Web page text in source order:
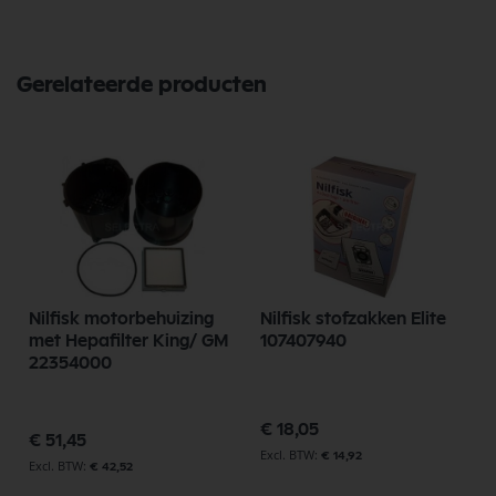
Gerelateerde producten
Nilfisk motorbehuizing
met Hepafilter King/ GM
22354000
€ 51,45
€ 42,52
Nilfisk stofzakken Elite
107407940
€ 18,05
€ 14,92